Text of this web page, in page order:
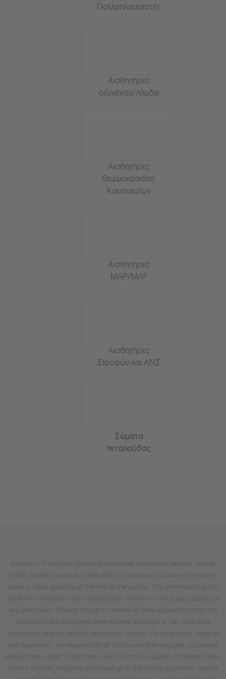
Πολλαπλασιαστές
Αισθητήρες
οξυγόνου/λάμδα
Αισθητήρες
Θερμοκρασίας
Καυσαερίων
Αισθητήρες
MAP/MAF
Αισθητήρες
Στροφών και ΑΝΣ
Σώματα
πεταλούδας